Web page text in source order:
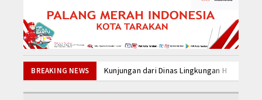
Transfusi Darah
Sekilas Transfusi Darah
Tata Cara
BREAKING NEWS
Kunjungan dari Dinas Lingkungan Hidup